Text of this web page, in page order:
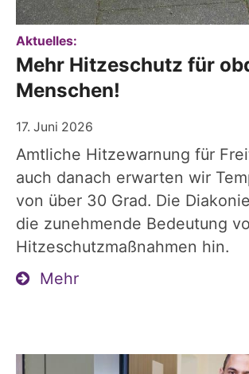
Aktuelles:
Mehr Hitzeschutz für
Menschen!
17. Juni 2026
Amtliche Hitzewarnung für
auch danach erwarten wir
von über 30 Grad. Die
die zunehmende Bedeutung
Hitzeschutzmaßnahmen hin.
Mehr